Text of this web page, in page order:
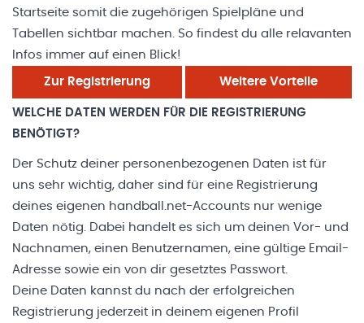
Startseite somit die zugehörigen Spielpläne und
Tabellen sichtbar machen. So findest du alle relavanten
Infos immer auf einen Blick!
Zur Registrierung Weitere Vorteile
WELCHE DATEN WERDEN FÜR DIE REGISTRIERUNG
BENÖTIGT?
Der Schutz deiner personenbezogenen Daten ist für
uns sehr wichtig, daher sind für eine Registrierung
deines eigenen handball.net-Accounts nur wenige
Daten nötig. Dabei handelt es sich um deinen Vor- und
Nachnamen, einen Benutzernamen, eine gültige Email-
Adresse sowie ein von dir gesetztes Passwort.
Deine Daten kannst du nach der erfolgreichen
Registrierung jederzeit in deinem eigenen Profil